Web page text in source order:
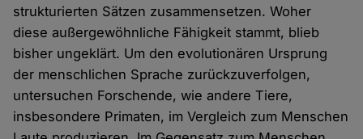
strukturierten Sätzen zusammensetzen. Woher
diese außergewöhnliche Fähigkeit stammt, blieb
bisher ungeklärt. Um den evolutionären Ursprung
der menschlichen Sprache zurückzuverfolgen,
untersuchen Forschende, wie andere Tiere,
insbesondere Primaten, im Vergleich zum Menschen